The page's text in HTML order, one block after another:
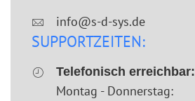
info@s-d-sys.de
SUPPORTZEITEN:
Telefonisch erreichbar:
Montag - Donnerstag: